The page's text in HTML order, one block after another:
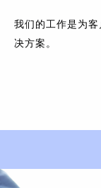
我们的工作是为
决方案。